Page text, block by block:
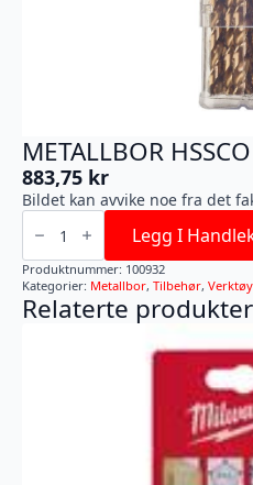
METALLBOR
883,75 kr
Bildet kan avvike noe fra det
METALLBOR
HSSCO
6,5X101MM
10P
antall
Legg I
Produktnummer: 100932
Kategorier: Metallbor, Tilbehør, Verktøy
Relaterte produkter